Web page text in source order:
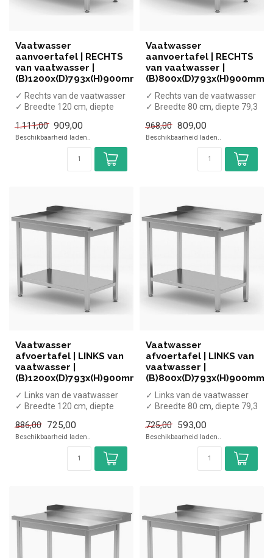
Vaatwasser
aanvoertafel | RECHTS
van vaatwasser |
(B)1200x(D)793x(H)900mm
✓ Rechts van de vaatwasser
✓ Breedte 120 cm, diepte
1.111,00 909,00
Beschikbaarheid laden..
Vaatwasser
aanvoertafel | RECHTS
van vaatwasser |
(B)800x(D)793x(H)900mm
✓ Rechts van de vaatwasser
✓ Breedte 80 cm, diepte 79,3
968,00 809,00
Beschikbaarheid laden..
Vaatwasser
afvoertafel | LINKS van
vaatwasser |
(B)1200x(D)793x(H)900mm
✓ Links van de vaatwasser
✓ Breedte 120 cm, diepte
886,00
725,00
Beschikbaarheid laden..
Vaatwasser
afvoertafel | LINKS van
vaatwasser |
(B)800x(D)793x(H)900mm
✓ Links van de vaatwasser
✓ Breedte 80 cm, diepte 79,3
725,00
593,00
Beschikbaarheid laden..